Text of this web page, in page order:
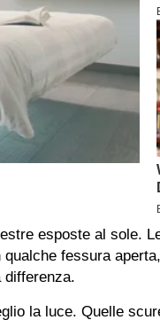
esposte al sole.
qualche fessura
differenza.
la luce. Quelle